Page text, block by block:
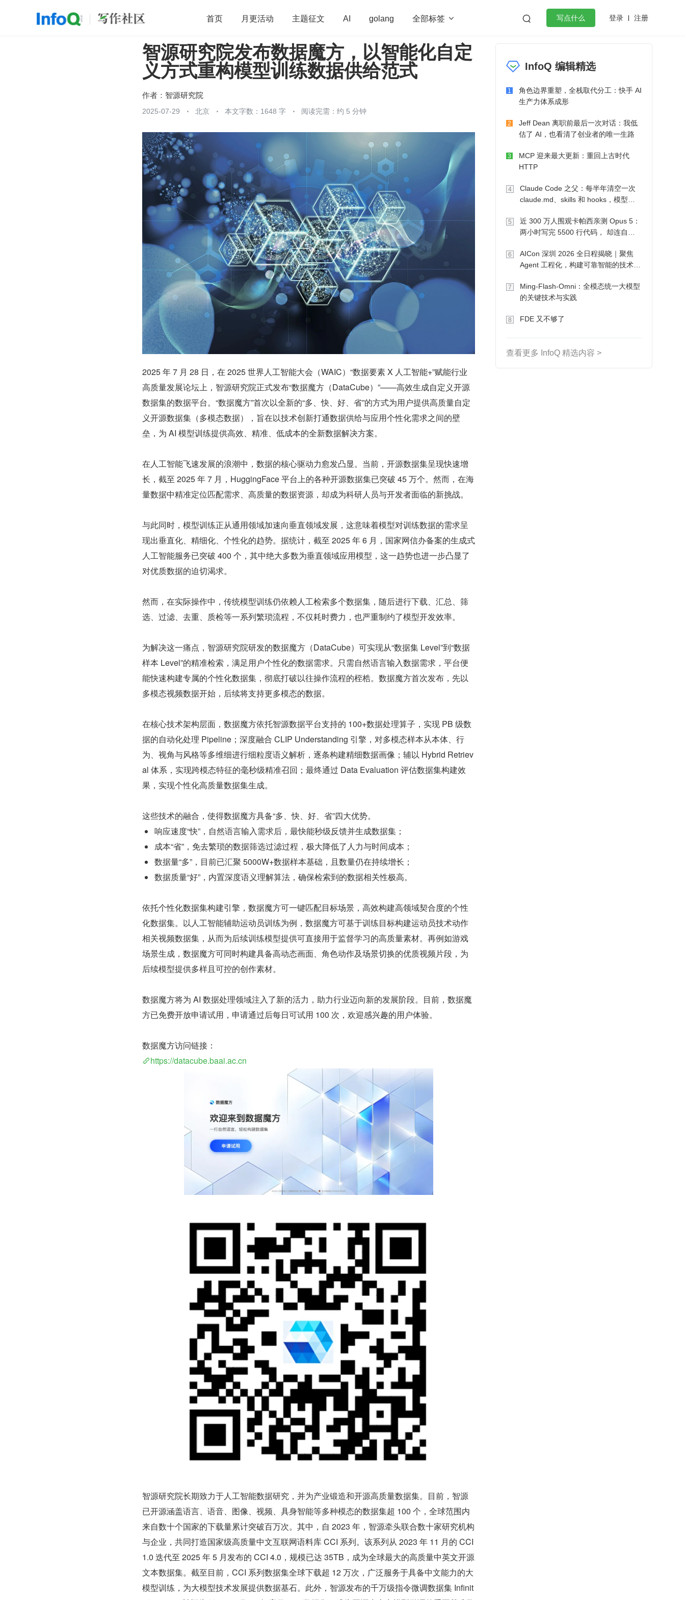
首页 月更活动 主题征文 AI golang 全部标签   写点什么 登录 注册
开源 架构 OpenHarmony 算法 学习方法 Web3.0 高效工作
团队管理 程序员 运维 深度思考 低代码 微服务架构 flutter
智源研究院发布数据魔方，以智能化自定
义方式重构模型训练数据供给范式
作者： 智源研究院
2025-07-29 北京 本文字数：1648 字 阅读完需：约 5 分钟
2025 年 7 月 28 日，在 2025 世界人工智能大会（WAIC）“数据要素 X 人工智能+”赋能行业
高质量发展论坛上，智源研究院正式发布“数据魔方（DataCube）”——高效生成自定义开源
数据集的数据平台。“数据魔方”首次以全新的“多、快、好、省”的方式为用户提供高质量自定
义开源数据集（多模态数据），旨在以技术创新打通数据供给与应用个性化需求之间的壁
垒，为 AI 模型训练提供高效、精准、低成本的全新数据解决方案。
在人工智能飞速发展的浪潮中，数据的核心驱动力愈发凸显。当前，开源数据集呈现快速增
长，截至 2025 年 7 月，HuggingFace 平台上的各种开源数据集已突破 45 万个。然而，在海
量数据中精准定位匹配需求、高质量的数据资源，却成为科研人员与开发者面临的新挑战。
与此同时，模型训练正从通用领域加速向垂直领域发展，这意味着模型对训练数据的需求呈
现出垂直化、精细化、个性化的趋势。据统计，截至 2025 年 6 月，国家网信办备案的生成式
人工智能服务已突破 400 个，其中绝大多数为垂直领域应用模型，这一趋势也进一步凸显了
对优质数据的迫切渴求。
然而，在实际操作中，传统模型训练仍依赖人工检索多个数据集，随后进行下载、汇总、筛
选、过滤、去重、质检等一系列繁琐流程，不仅耗时费力，也严重制约了模型开发效率。
为解决这一痛点，智源研究院研发的数据魔方（DataCube）可实现从“数据集 Level”到“数据
样本 Level”的精准检索，满足用户个性化的数据需求。只需自然语言输入数据需求，平台便
能快速构建专属的个性化数据集，彻底打破以往操作流程的桎梏。数据魔方首次发布，先以
多模态视频数据开始，后续将支持更多模态的数据。
在核心技术架构层面，数据魔方依托智源数据平台支持的 100+数据处理算子，实现 PB 级数
据的自动化处理 Pipeline；深度融合 CLIP Understanding 引擎，对多模态样本从本体、行
为、视角与风格等多维细进行细粒度语义解析，逐条构建精细数据画像；辅以 Hybrid Retriev
al 体系，实现跨模态特征的毫秒级精准召回；最终通过 Data Evaluation 评估数据集构建效
果，实现个性化高质量数据集生成。
这些技术的融合，使得数据魔方具备“多、快、好、省”四大优势。
响应速度“快”，自然语言输入需求后，最快能秒级反馈并生成数据集；
成本“省”，免去繁琐的数据筛选过滤过程，极大降低了人力与时间成本；
数据量“多”，目前已汇聚 5000W+数据样本基础，且数量仍在持续增长；
数据质量“好”，内置深度语义理解算法，确保检索到的数据相关性极高。
依托个性化数据集构建引擎，数据魔方可一键匹配目标场景，高效构建高领域契合度的个性
化数据集。以人工智能辅助运动员训练为例，数据魔方可基于训练目标构建运动员技术动作
相关视频数据集，从而为后续训练模型提供可直接用于监督学习的高质量素材。再例如游戏
场景生成，数据魔方可同时构建具备高动态画面、角色动作及场景切换的优质视频片段，为
后续模型提供多样且可控的创作素材。
数据魔方将为 AI 数据处理领域注入了新的活力，助力行业迈向新的发展阶段。目前，数据魔
方已免费开放申请试用，申请通过后每日可试用 100 次，欢迎感兴趣的用户体验。
数据魔方访问链接：
https://datacube.baai.ac.cn
智源研究院长期致力于人工智能数据研究，并为产业锻造和开源高质量数据集。目前，智源
已开源涵盖语言、语音、图像、视频、具身智能等多种模态的数据集超 100 个，全球范围内
来自数十个国家的下载量累计突破百万次。其中，自 2023 年，智源牵头联合数十家研究机构
与企业，共同打造国家级高质量中文互联网语料库 CCI 系列。该系列从 2023 年 11 月的 CCI
1.0 迭代至 2025 年 5 月发布的 CCI 4.0，规模已达 35TB，成为全球最大的高质量中英文开源
文本数据集。截至目前，CCI 系列数据集全球下载超 12 万次，广泛服务于具备中文能力的大
模型训练，为大模型技术发展提供数据基石。此外，智源发布的千万级指令微调数据集 Infinit
InfoQ 编辑精选
1
角色边界重塑，全栈取代分工：快手 AI
生产力体系成形
2
Jeff Dean 离职前最后一次对话：我低
估了 AI，也看清了创业者的唯一生路
3
MCP 迎来最大更新：重回上古时代
HTTP
4
Claude Code 之父：每半年清空一次
claude.md、skills 和 hooks，模型自
5
近 300 万人围观卡帕西亲测 Opus 5：
两小时写完 5500 行代码， 却连自己
6
AICon 深圳 2026 全日程揭晓｜聚焦
Agent 工程化，构建可靠智能的技术路
7
Ming-Flash-Omni：全模态统一大模型
的关键技术与实践
8 FDE 又不够了
查看更多 InfoQ 精选内容 >